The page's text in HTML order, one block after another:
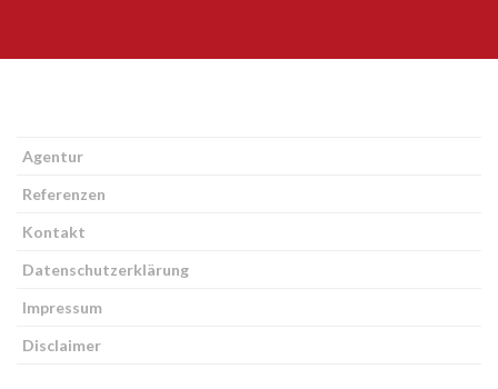
Agentur
Referenzen
Kontakt
Datenschutzerklärung
Impressum
Disclaimer